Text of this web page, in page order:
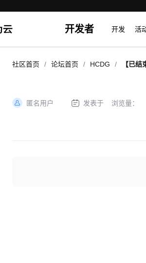
开发者 开发 活
社区首页 / 论坛首页 / HCDG /
【已
匿名用户 发表于 浏览量：